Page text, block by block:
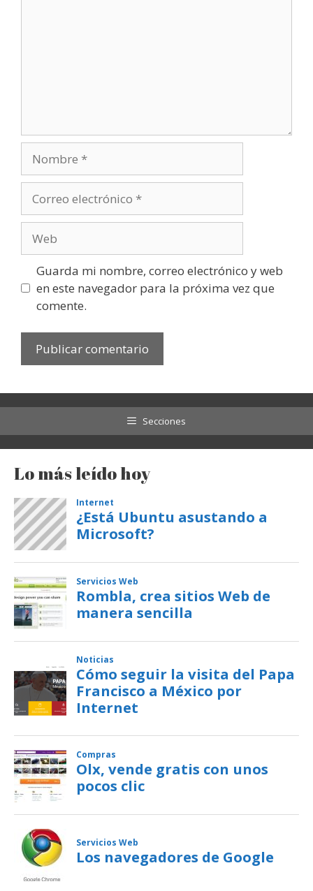
electrónico
Guarda mi nombre, correo electrónico y web
en este navegador para la próxima vez que
comente.
Secciones
Lo más leído hoy